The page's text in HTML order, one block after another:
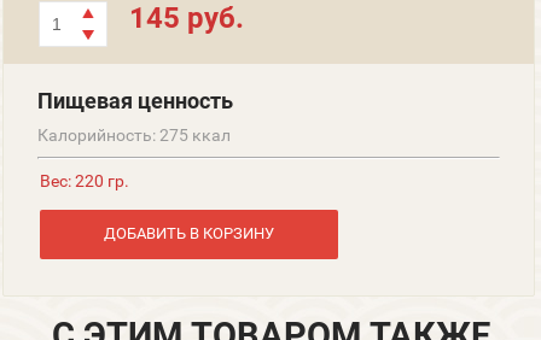
145 руб.
Пищевая ценность
Калорийность: 275 ккал
Вес: 220 гр.
ДОБАВИТЬ В КОРЗИНУ